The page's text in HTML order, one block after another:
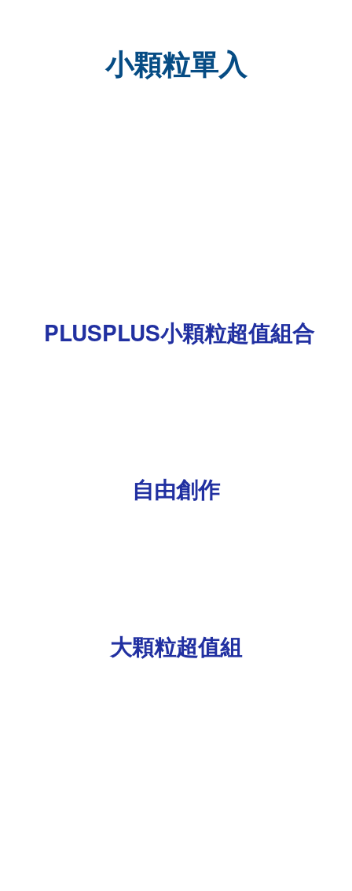
小顆粒單入
PLUSPLUS小顆粒超值組合
自由創作
大顆粒超值組